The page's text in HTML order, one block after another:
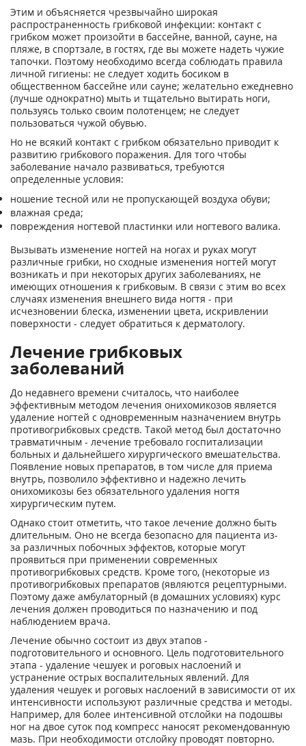
Этим и объясняется чрезвычайно широкая
распространенность грибковой инфекции: контакт с
грибком может произойти в бассейне, ванной, сауне, на
пляже, в спортзале, в гостях, где вы можете надеть чужие
тапочки. Поэтому необходимо всегда соблюдать правила
личной гигиены: не следует ходить босиком в
общественном бассейне или сауне; желательно ежедневно
(лучше однократно) мыть и тщательно вытирать ноги,
пользуясь только своим полотенцем; не следует
пользоваться чужой обувью.
Но не всякий контакт с грибком обязательно приводит к
развитию грибкового поражения. Для того чтобы
заболевание начало развиваться, требуются
определенные условия:
ношение тесной или не пропускающей воздуха обуви;
влажная среда;
повреждения ногтевой пластинки или ногтевого валика.
Вызывать изменение ногтей на ногах и руках могут
различные грибки, но сходные изменения ногтей могут
возникать и при некоторых других заболеваниях, не
имеющих отношения к грибковым. В связи с этим во всех
случаях изменения внешнего вида ногтя - при
исчезновении блеска, изменении цвета, искривлении
поверхности - следует обратиться к дерматологу.
Лечение грибковых
заболеваний
До недавнего времени считалось, что наиболее
эффективным методом лечения онихомикозов является
удаление ногтей с одновременным назначением внутрь
противогрибковых средств. Такой метод был достаточно
травматичным - лечение требовало госпитализации
больных и дальнейшего хирургического вмешательства.
Появление новых препаратов, в том числе для приема
внутрь, позволило эффективно и надежно лечить
онихомикозы без обязательного удаления ногтя
хирургическим путем.
Однако стоит отметить, что такое лечение должно быть
длительным. Оно не всегда безопасно для пациента из-
за различных побочных эффектов, которые могут
проявиться при применении современных
противогрибковых средств. Кроме того, (некоторые из
противогрибковых препаратов (являются рецептурными.
Поэтому даже амбулаторный (в домашних условиях) курс
лечения должен проводиться по назначению и под
наблюдением врача.
Лечение обычно состоит из двух этапов -
подготовительного и основного. Цель подготовительного
этапа - удаление чешуек и роговых наслоений и
устранение острых воспалительных явлений. Для
удаления чешуек и роговых наслоений в зависимости от их
интенсивности используют различные средства и методы.
Например, для более интенсивной отслойки на подошвы
ног на двое суток под компресс наносят рекомендованную
мазь. При необходимости отслойку проводят повторно.